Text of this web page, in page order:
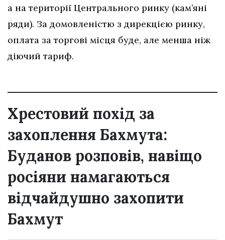
а на території Центрального ринку (кам’яні
ряди). За домовленістю з дирекцією ринку,
оплата за торгові місця буде, але менша ніж
діючий тариф.
Хрестовий похід за
захоплення Бахмута:
Буданов розповів, навіщо
росіяни намагаються
відчайдушно захопити
Бахмут